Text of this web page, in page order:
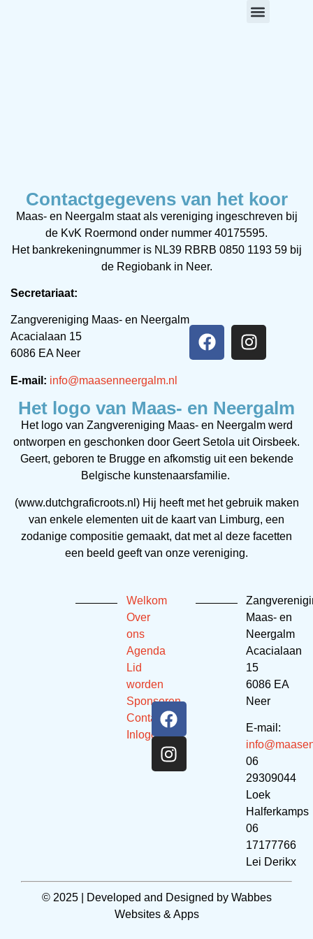
Contactgegevens van het koor
Maas- en Neergalm staat als vereniging ingeschreven bij
de KvK Roermond onder nummer 40175595.
Het bankrekeningnummer is NL39 RBRB 0850 1193 59 bij
de Regiobank in Neer.
Secretariaat:
Zangvereniging Maas- en Neergalm
Acacialaan 15
6086 EA Neer
E-mail: info@maasenneergalm.nl
Het logo van Maas- en Neergalm
Het logo van Zangvereniging Maas- en Neergalm werd
ontworpen en geschonken door Geert Setola uit Oirsbeek.
Geert, geboren te Brugge en afkomstig uit een bekende
Belgische kunstenaarsfamilie.
(www.dutchgraficroots.nl) Hij heeft met het gebruik maken
van enkele elementen uit de kaart van Limburg, een
zodanige compositie gemaakt, dat met al deze facetten
een beeld geeft van onze vereniging.
Welkom
Over
ons
Agenda
Lid
worden
Sponsoren
Contact
Inloggen
Maas- en
Neergalm
Acacialaan
15
6086 EA
Neer
E-mail:
06
29309044
Loek
Halferkamps
06
17177766
Lei Derikx
© 2025 | Developed and Designed by Wabbes
Websites & Apps